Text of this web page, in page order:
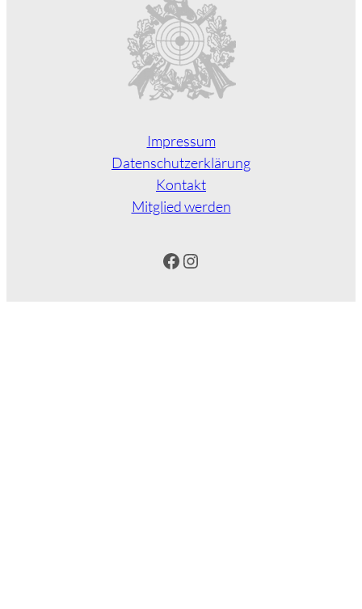
Impressum
Datenschutzerklärung
Kontakt
Mitglied werden
Facebook Instagram